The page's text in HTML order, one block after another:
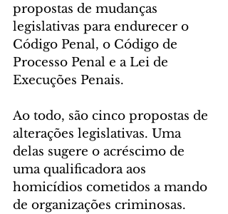
propostas de mudanças
legislativas para endurecer o
Código Penal, o Código de
Processo Penal e a Lei de
Execuções Penais.
Ao todo, são cinco propostas de
alterações legislativas. Uma
delas sugere o acréscimo de
uma qualificadora aos
homicídios cometidos a mando
de organizações criminosas.